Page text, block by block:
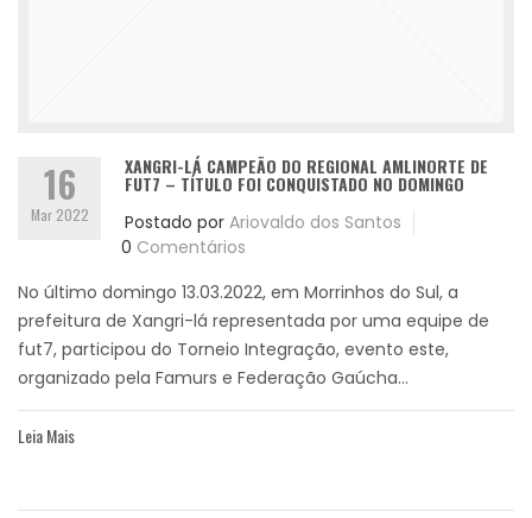
16
Mar 2022
XANGRI-LÁ CAMPEÃO DO REGIONAL AMLINORTE DE
FUT7 – TÍTULO FOI CONQUISTADO NO DOMINGO
Postado por Ariovaldo dos Santos
0 Comentários
No último domingo 13.03.2022, em Morrinhos do Sul, a
prefeitura de Xangri-lá representada por uma equipe de
fut7, participou do Torneio Integração, evento este,
organizado pela Famurs e Federação Gaúcha...
Leia Mais